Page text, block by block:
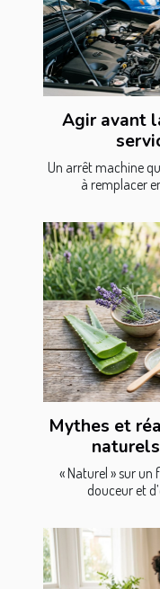
Agir avant
Un arrêt machine
à remplacer
Mythes et
« Naturel » sur
douceur et